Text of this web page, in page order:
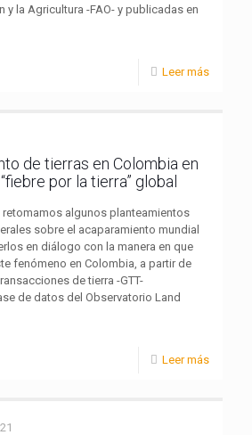
y la Agricultura -FAO- y publicadas en
Leer más
de tierras en Colombia en
por la tierra” global
algunos planteamientos
sobre el acaparamiento mundial
en diálogo con la manera en que
fenómeno en Colombia, a partir de
de tierra -GTT-
de datos del Observatorio Land
Leer más